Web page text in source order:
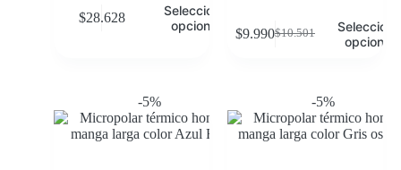
$28.628
Seleccionar
opciones
$10.501
$9.990
opciones
-5% -5%